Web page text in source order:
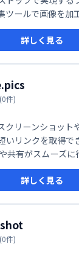
ツールで画像を加
ームや仲間と共有
ット管理で、作業
詳しく見る
(0件)
リーンショット
いリンクを取得で
共有がスムーズに
と共有できます。
詳しく見る
(0件)